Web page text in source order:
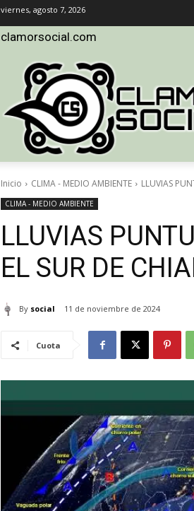
viernes, agosto 7, 2026
clamorsocial.com
Inicio CLIMA - MEDIO AMBIENTE LLUVIAS
CLIMA - MEDIO AMBIENTE
LLUVIAS
EL SUR DE
By social 11 de noviembre de 2024
Cuota